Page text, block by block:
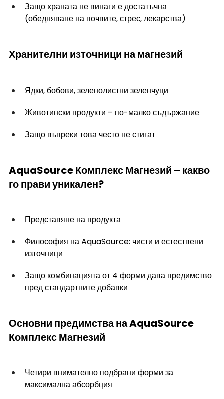
Защо храната не винаги е достатъчна
(обедняване на почвите, стрес, лекарства)
Хранителни източници на магнезий
Ядки, бобови, зеленолистни зеленчуци
Животински продукти – по-малко съдържание
Защо въпреки това често не стигат
AquaSource Комплекс Магнезий – какво
го прави уникален?
Представяне на продукта
Философия на AquaSource: чисти и естествени
източници
Защо комбинацията от 4 форми дава предимство
пред стандартните добавки
Основни предимства на AquaSource
Комплекс Магнезий
Четири внимателно подбрани форми за
максимална абсорбция